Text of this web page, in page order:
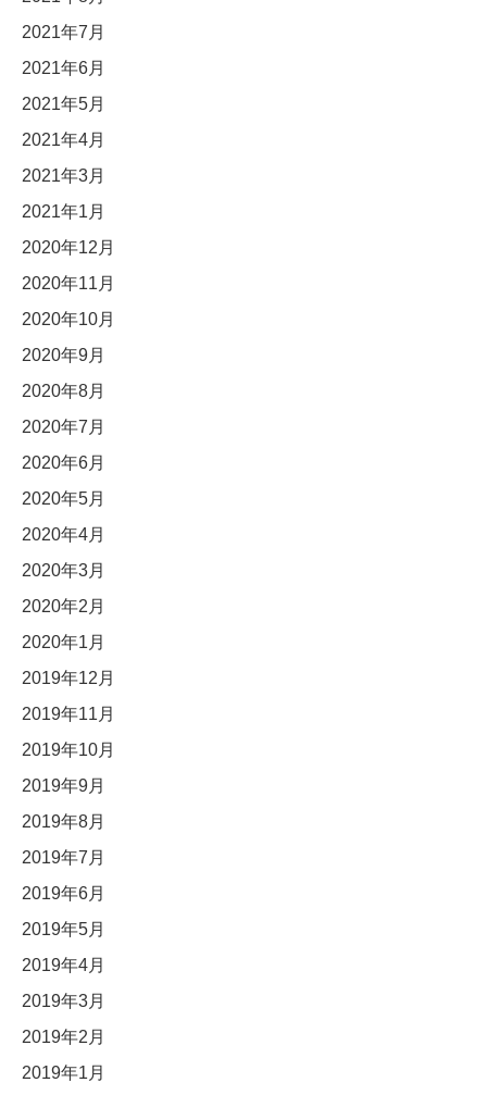
2021年7月
2021年6月
2021年5月
2021年4月
2021年3月
2021年1月
2020年12月
2020年11月
2020年10月
2020年9月
2020年8月
2020年7月
2020年6月
2020年5月
2020年4月
2020年3月
2020年2月
2020年1月
2019年12月
2019年11月
2019年10月
2019年9月
2019年8月
2019年7月
2019年6月
2019年5月
2019年4月
2019年3月
2019年2月
2019年1月